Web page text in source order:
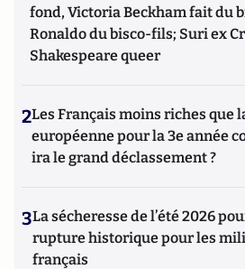
fond, Victoria Beckham fait du
Ronaldo du bisco-fils; Suri ex
Shakespeare queer
2Les Français moins riches que
européenne pour la 3e année
ira le grand déclassement ?
3La sécheresse de l’été 2026
rupture historique pour les
français